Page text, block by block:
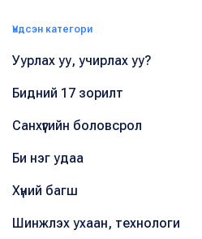
Үндсэн категори
Уурлах уу, учирлах уу?
Бидний 17 зорилт
Санхүүгийн боловсрол
Би нэг удаа
Хүний багш
Шинжлэх ухаан, технологи